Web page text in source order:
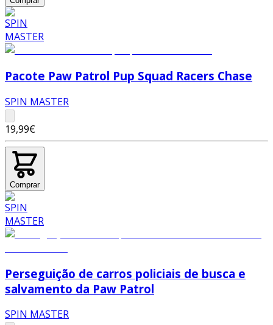
Pacote Paw Patrol Pup Squad Racers Chase
SPIN MASTER
19,99€
Comprar
Perseguição de carros policiais de busca e
salvamento da Paw Patrol
SPIN MASTER